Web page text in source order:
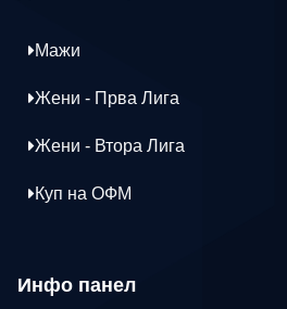
Мажи
Жени - Прва Лига
Жени - Втора Лига
Куп на ОФМ
Инфо панел